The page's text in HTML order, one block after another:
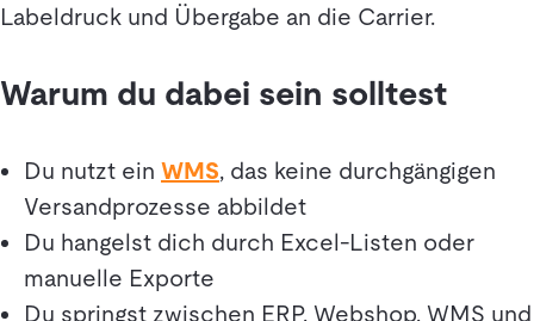
Labeldruck und Übergabe an die Carrier.
Warum du dabei sein solltest
Du nutzt ein WMS, das keine durchgängigen
Versandprozesse abbildet
Du hangelst dich durch Excel-Listen oder
manuelle Exporte
Du springst zwischen ERP, Webshop, WMS und